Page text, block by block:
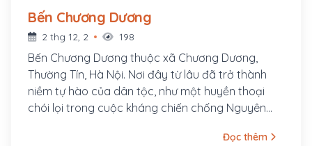
Bến Chương Dương
2 thg 12, 2 198
Bến Chương Dương thuộc xã Chương Dương,
Thường Tín, Hà Nội. Nơi đây từ lâu đã trở thành
niềm tự hào của dân tộc, như một huyền thoại
chói lọi trong cuộc kháng chiến chống Nguyên
Đọc thêm